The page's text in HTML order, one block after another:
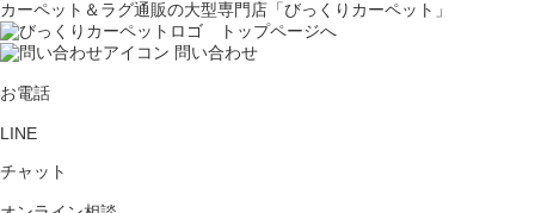
カーペット＆ラグ通販の大型専門店「びっくりカーペット」
問い合わせ
お電話
LINE
チャット